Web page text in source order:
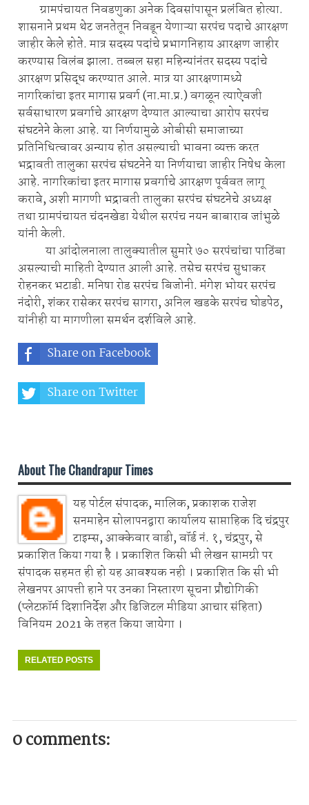
ग्रामपंचायत निवडणुका अनेक दिवसांपासून प्रलंबित होत्या.
शासनाने प्रथम थेट जनतेतून निवडून येणाऱ्या सरपंच पदाचे आरक्षण
जाहीर केले होते. मात्र सदस्य पदांचे प्रभागनिहाय आरक्षण जाहीर
करण्यास विलंब झाला. तब्बल सहा महिन्यांनंतर सदस्य पदांचे
आरक्षण प्रसिद्ध करण्यात आले. मात्र या आरक्षणामध्ये
नागरिकांचा इतर मागास प्रवर्ग (ना.मा.प्र.) वगळून त्याऐवजी
सर्वसाधारण प्रवर्गाचे आरक्षण देण्यात आल्याचा आरोप सरपंच
संघटनेने केला आहे. या निर्णयामुळे ओबीसी समाजाच्या
प्रतिनिधित्वावर अन्याय होत असल्याची भावना व्यक्त करत
भद्रावती तालुका सरपंच संघटनेने या निर्णयाचा जाहीर निषेध केला
आहे. नागरिकांचा इतर मागास प्रवर्गाचे आरक्षण पूर्ववत लागू
करावे, अशी मागणी भद्रावती तालुका सरपंच संघटनेचे अध्यक्ष
तथा ग्रामपंचायत चंदनखेडा येथील सरपंच नयन बाबाराव जांभुळे
यांनी केली.
या आंदोलनाला तालुक्यातील सुमारे ७० सरपंचांचा पाठिंबा
असल्याची माहिती देण्यात आली आहे. तसेच सरपंच सुधाकर
रोहनकर भटाडी. मनिषा रोड सरपंच बिजोनी. मंगेश भोयर सरपंच
नंदोरी, शंकर रासेकर सरपंच सागरा, अनिल खडके सरपंच घोडपेठ,
यांनीही या मागणीला समर्थन दर्शविले आहे.
Share on Facebook
Share on Twitter
About The Chandrapur Times
यह पोर्टल संपादक, मालिक, प्रकाशक राजेश
सनमाहेन सोलापनद्वारा कार्यालय साप्ताहिक दि चंद्रपुर
टाइम्स, आक्केवार वाडी, वॉर्ड नं. १, चंद्रपुर, से
प्रकाशित किया गया है । प्रकाशित किसी भी लेखन सामग्री पर
संपादक सहमत ही हो यह आवश्यक नही । प्रकाशित कि सी भी
लेखनपर आपत्ती हाने पर उनका निस्तारण सूचना प्रौद्योगिकी
(प्लेटफ़ॉर्म दिशानिर्देश और डिजिटल मीडिया आचार संहिता)
विनियम 2021 के तहत किया जायेगा ।
RELATED POSTS
0 comments: